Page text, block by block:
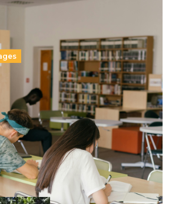
dérive qui met à mal la
régulation de l’enseignement
lumière l’amplification d’un système
au superfétatoire, voire à…